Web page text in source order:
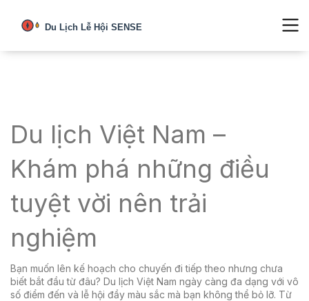
Du lịch Việt Nam –
Khám phá những điều
tuyệt vời nên trải
nghiệm
Bạn muốn lên kế hoạch cho chuyến đi tiếp theo nhưng chưa
biết bắt đầu từ đâu? Du lịch Việt Nam ngày càng đa dạng với vô
số điểm đến và lễ hội đầy màu sắc mà bạn không thể bỏ lỡ. Từ